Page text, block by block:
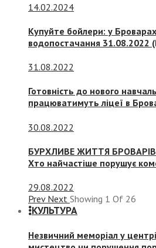
14.02.2024
Купуйте бойлери: у
водопостачання 31.08.2022
31.08.2022
Готовність до нового
працюватимуть ліцеї в
30.08.2022
БУРХЛИВЕ ЖИТТЯ БРОВАРІВ
Хто найчастіше порушує
29.08.2022
Prev Next Showing 1 Of 26
КУЛЬТУРА
Незвичний меморіал у